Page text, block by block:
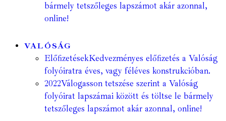
bármely tetszőleges lapszámot akár azonnal,
online!
VALÓSÁG
ElőfizetésekKedvezményes előfizetés a Valóság
folyóiratra éves, vagy féléves konstrukcióban.
2022Válogasson tetszése szerint a Valóság
folyóirat lapszámai között és töltse le bármely
tetszőleges lapszámot akár azonnal, online!